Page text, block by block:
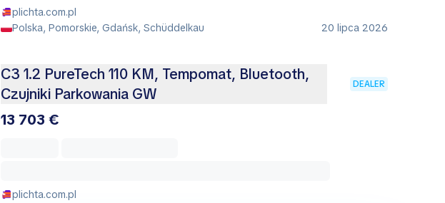
plichta.com.pl
Polska, Pomorskie, Gdańsk, Schüddelkau
20 lipca 2026
C3 1.2 PureTech 110 KM, Tempomat, Bluetooth,
Czujniki Parkowania GW
DEALER
13 703 €
plichta.com.pl